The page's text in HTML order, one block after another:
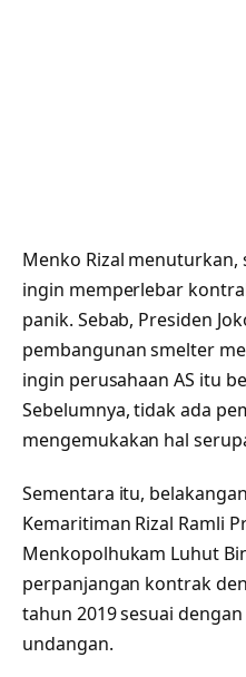
Menko Rizal menuturkan,
ingin memperlebar
panik. Sebab, Presiden
pembangunan smelter
ingin perusahaan AS itu
Sebelumnya, tidak ada
mengemukakan hal
Sementara itu,
Kemaritiman Rizal Ramli
Menkopolhukam Luhut
perpanjangan kontrak
tahun 2019 sesuai
undangan.